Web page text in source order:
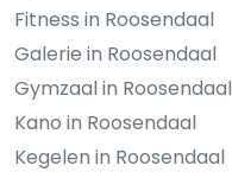
Fitness in Roosendaal
Galerie in Roosendaal
Gymzaal in Roosendaal
Kano in Roosendaal
Kegelen in Roosendaal